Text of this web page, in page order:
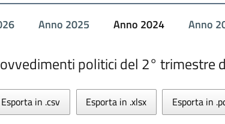
Anno 2025 Anno 2024 Anno
politici del 2° trimestre
Esporta in .csv Esporta in .xlsx Esporta in